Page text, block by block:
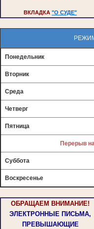
ВКЛАДКА "О СУДЕ"
Понедельник
Вторник
Среда
Четверг
Пятница
Перерыв
Суббота
Воскресенье
ОБРАЩАЕМ ВНИМАНИЕ!
ЭЛЕКТРОННЫЕ ПИСЬМА,
ПРЕВЫШАЮЩИЕ